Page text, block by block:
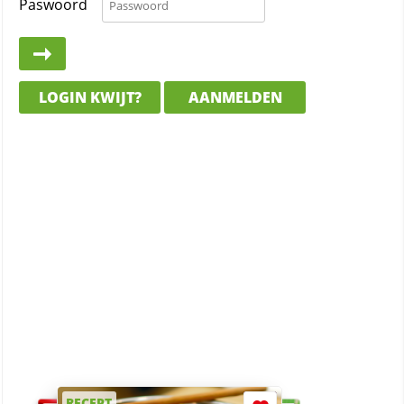
Paswoord
LOGIN KWIJT? AANMELDEN